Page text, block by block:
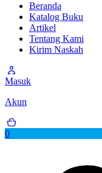
Beranda
Katalog Buku
Artikel
Tentang Kami
Kirim Naskah
Masuk
Akun
0